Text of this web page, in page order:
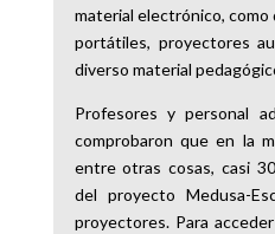
material electrónico,
portátiles, proyectores
diverso material
Profesores y personal
comprobaron que en la
entre otras cosas, casi
del proyecto Medusa-
proyectores. Para